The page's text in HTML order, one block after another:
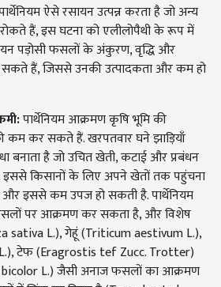
ऐसे रसायन उत्पन्न करता है जो अन्य
हैं, इस घटना को एलीलोपैथी के रूप में
पड़ोसी फसलों के अंकुरण, वृद्धि और
सकते हैं, जिससे उनकी उत्पादकता और कम हो
पार्थेनियम आक्रमण कृषि भूमि की
कम कर सकते हैं. खरपतवार घने झाड़ियाँ
बनाता है जो उचित खेती, कटाई और प्रबंधन
इससे किसानों के लिए अपने खेतों तक पहुंचना
इससे कम उपज हो सकती है. पार्थेनियम
पर आक्रमण कर सकता है, और विशेष
sativa L.), गेहूं (Triticum aestivum L.),
टेफ (Eragrostis tef Zucc. Trotter)
L.) जैसी अनाज फसलों का आक्रमण